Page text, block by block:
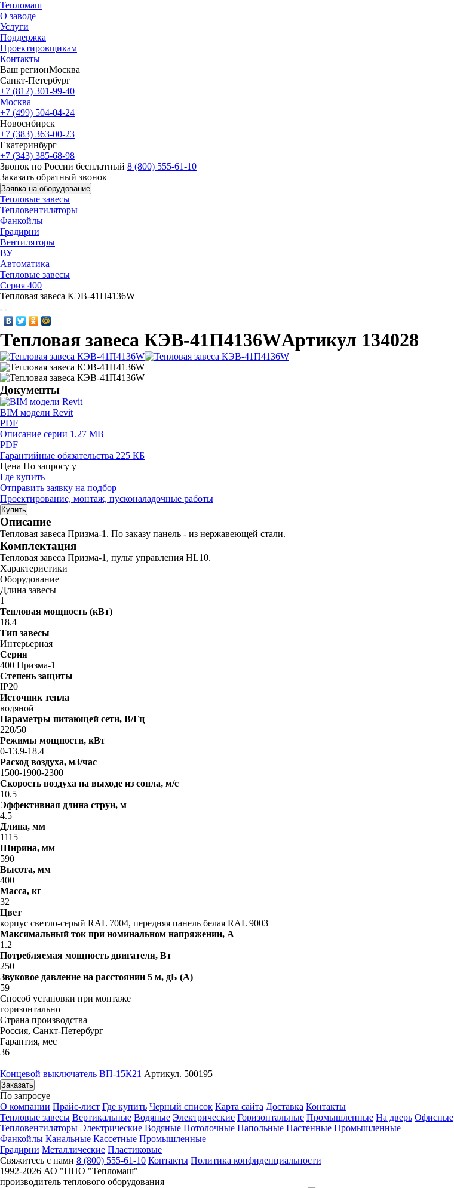
Тепломаш
О заводе
Услуги
Поддержка
Проектировщикам
Контакты
Ваш регионМосква
Санкт-Петербург
+7 (812) 301-99-40
Москва
+7 (499) 504-04-24
Новосибирск
+7 (383) 363-00-23
Екатеринбург
+7 (343) 385-68-98
Звонок по России бесплатный 8 (800) 555-61-10
Заказать обратный звонок
Заявка на оборудование
Тепловые завесы
Тепловентиляторы
Фанкойлы
Градирни
Вентиляторы
ВУ
Автоматика
Тепловые завесы
Серия 400
Тепловая завеса КЭВ-41П4136W
Тепловая завеса КЭВ-41П4136WАртикул 134028
Документы
BIM модели Revit
PDF
Описание серии 1.27 MB
PDF
Гарантийные обязательства 225 КБ
Цена По запросу у
Где купить
Отправить заявку на подбор
Проектирование, монтаж, пусконаладочные работы
Купить
Описание
Тепловая завеса Призма-1. По заказу панель - из нержавеющей стали.
Комплектация
Тепловая завеса Призма-1, пульт управления HL10.
Характеристики
Оборудование
Длина завесы
1
Тепловая мощность (кВт)
18.4
Тип завесы
Интерьерная
Серия
400 Призма-1
Степень защиты
IP20
Источник тепла
водяной
Параметры питающей сети, В/Гц
220/50
Режимы мощности, кВт
0-13.9-18.4
Расход воздуха, м3/час
1500-1900-2300
Скорость воздуха на выходе из сопла, м/с
10.5
Эффективная длина струи, м
4.5
Длина, мм
1115
Ширина, мм
590
Высота, мм
400
Масса, кг
32
Цвет
корпус светло-серый RAL 7004, передняя панель белая RAL 9003
Максимальный ток при номинальном напряжении, A
1.2
Потребляемая мощность двигателя, Вт
250
Звуковое давление на расстоянии 5 м, дБ (A)
59
Способ установки при монтаже
горизонтально
Страна производства
Россия, Санкт-Петербург
Гарантия, мес
36
Концевой выключатель ВП-15К21 Артикул. 500195
Заказать
По запросуе
О компании Прайс-лист Где купить Черный список Карта сайта Доставка Контакты
Тепловые завесы Вертикальные Водяные Электрические Горизонтальные Промышленные На дверь Офисные
Тепловентиляторы Электрические Водяные Потолочные Напольные Настенные Промышленные
Фанкойлы Канальные Кассетные Промышленные
Градирни Металлические Пластиковые
Свяжитесь с нами 8 (800) 555-61-10 Контакты Политика конфиденциальности
1992-2026 АО "НПО "Тепломаш"
производитель теплового оборудования